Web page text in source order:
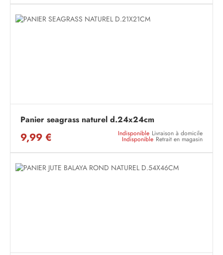
Panier seagrass naturel d.24x24cm
9,99 € Indisponible Livraison à domicile
Indisponible Retrait en magasin